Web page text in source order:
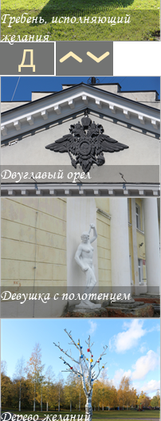
Гребень, исполняющий
желания
Д
Двуглавый орел
Девушка с полотенцем
Дерево желаний